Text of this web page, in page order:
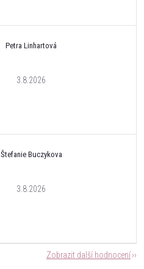
Petra Linhartová
3.8.2026
Štefanie Buczykova
3.8.2026
Zobrazit další hodnocení